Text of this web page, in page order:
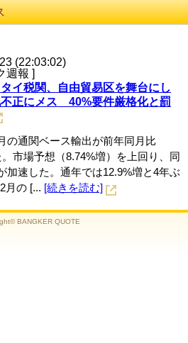
(22:03:02)
週報 ]
タイ税関、自由貿易区を舞台にし
不正にメス 40%要件厳格化と罰
の通関ベース輸出が前年同月比
市場予想（8.74%増）を上回り、同
加速した。通年では12.9%増と4年ぶ
の [... [続きを読む]
BANGKER QUOTE